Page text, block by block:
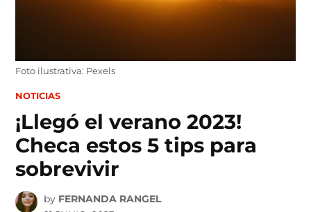
Foto ilustrativa: Pexels
POSTED
NOTICIAS
¡Llegó el verano 2023!
Checa estos 5 tips para
sobrevivir
by FERNANDA RANGEL